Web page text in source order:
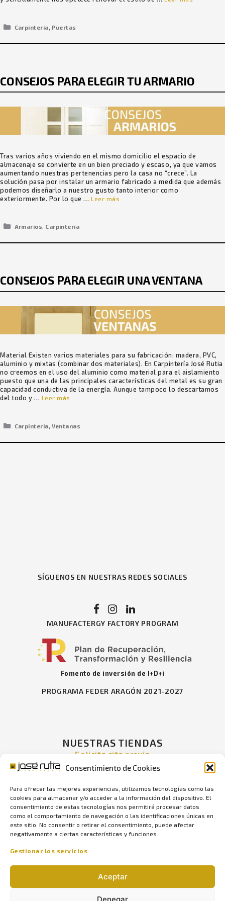
Consentimiento de Cookies
Para ofrecer las mejores experiencias, utilizamos tecnologías como las
cookies para almacenar y/o acceder a la información del dispositivo. El
consentimiento de estas tecnologías nos permitirá procesar datos
como el comportamiento de navegación o las identificaciones únicas en
este sitio. No consentir o retirar el consentimiento, puede afectar
negativamente a ciertas características y funciones.
Gestionar los servicios
Aceptar
Denegar
Categorías
Carpinteria, Puertas
CONSEJOS PARA ELEGIR TU ARMARIO
Tras varios años viviendo en el mismo domicilio el espacio de
almacenaje se convierte en un bien preciado y escaso, ya que vamos
aumentando nuestras pertenencias pero la casa no “crece”. La
solución pasa por instalar un armario fabricado a medida que además
podemos diseñarlo a nuestro gusto tanto interior como
exteriormente. Por lo que …Leer más
Categorías
Armarios, Carpinteria
CONSEJOS PARA ELEGIR UNA VENTANA
Material Existen varios materiales para su fabricación: madera, PVC,
aluminio y mixtas (combinar dos materiales). En Carpintería José Rutia
no creemos en el uso del aluminio como material para el aislamiento
puesto que una de las principales características del metal es su gran
capacidad conductiva de la energía. Aunque tampoco lo descartamos
del todo y … Leer más
Categorías
Carpinteria, Ventanas
SÍGUENOS EN NUESTRAS REDES SOCIALES
MANUFACTERGY FACTORY PROGRAM
Fomento de inversión de I+D+i
PROGRAMA FEDER ARAGÓN 2021-2027
NUESTRAS TIENDAS
- Solicita cita previa -
Sábados de 10 a 13h
Zaragoza, San José
Cita previa: